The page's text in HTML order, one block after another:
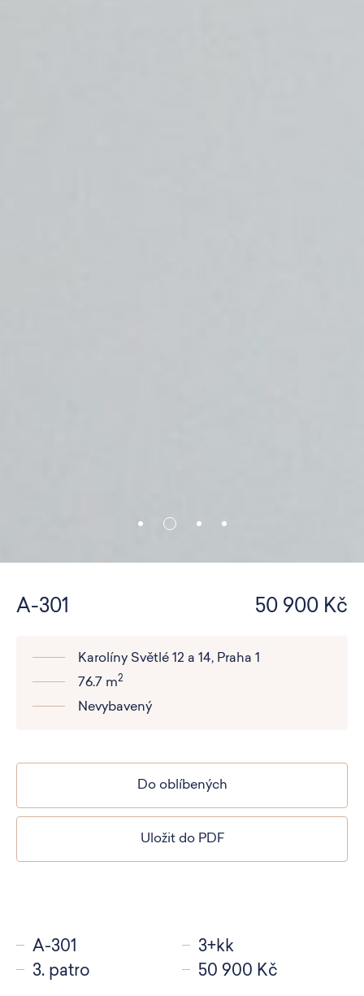
A-301 50 900 Kč
Karolíny Světlé 12 a 14, Praha 1
76.7 m2
Nevybavený
Do oblíbených
Uložit do PDF
A-301
3+kk
3. patro
50 900 Kč